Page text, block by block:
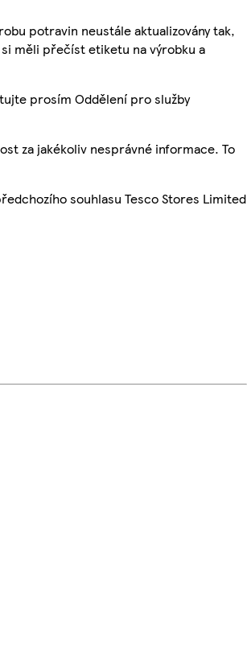
potravin neustále aktualizovány tak,
měli přečíst etiketu na výrobku a
prosím Oddělení pro služby
za jakékoliv nesprávné informace. To
souhlasu Tesco Stores Limited